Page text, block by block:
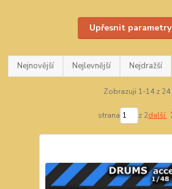
Upřesnit parametry
Nejnovější Nejlevnější Nejdražší
Zobrazuji 1-14 z 24
strana z 2další